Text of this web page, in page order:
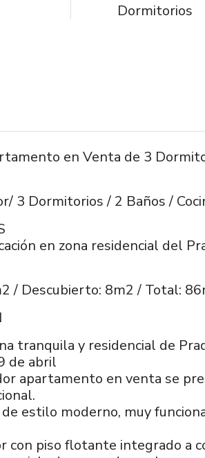
Dormitorios
en Venta de 3
3 Dormitorios / 2 Baños /
en zona residencial del
/ Descubierto: 8m2 / Total:
tranquila y residencial de
de abril
apartamento en venta se
estilo moderno, muy
con piso flotante integrado a